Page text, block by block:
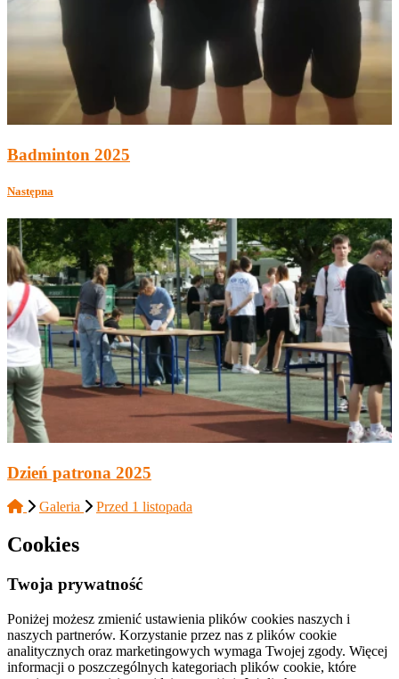
Badminton 2025
Następna
Dzień patrona 2025
Galeria Przed 1 listopada
Cookies
Twoja prywatność
Poniżej możesz zmienić ustawienia plików cookies naszych i
naszych partnerów. Korzystanie przez nas z plików cookie
analitycznych oraz marketingowych wymaga Twojej zgody. Więcej
informacji o poszczególnych kategoriach plików cookie, które